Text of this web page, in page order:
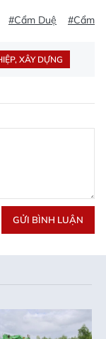
#Cẩm Duệ #Cẩm
XÂY DỰNG
GỬI BÌNH LUẬN